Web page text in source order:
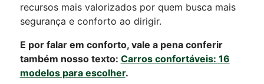
recursos mais valorizados por quem busca mais
segurança e conforto ao dirigir.
E por falar em conforto, vale a pena conferir
também nosso texto: Carros confortáveis: 16
modelos para escolher.